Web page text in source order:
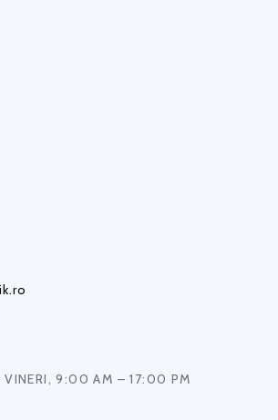
VINERI, 9:00 AM – 17:00 PM